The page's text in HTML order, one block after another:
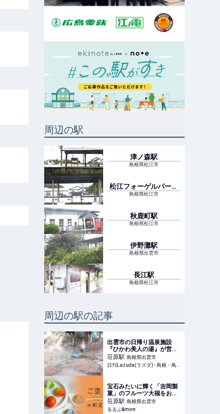
周辺の駅
津ノ森駅
島根県松江市
松江フォーゲルパーク
駅
島根県松江市
秋鹿町駅
島根県松江市
伊野灘駅
島根県出雲市
長江駅
島根県松江市
周辺の駅の記事
出雲市の日帰り温泉施設
『ひかわ美人の湯』が営業
再開！7/28（火）から – 日
刊Lazuda
荘原駅 島根県出雲市
日刊Lazuda(ラズダ) - 島根・鳥取を知る、見る、食べる、遊ぶ、暮らすWebマガジン
宝石みたいに輝く「吉岡製
菓」のフルーツ大福をお取
り寄せ！もちっとおいしい
新感覚スイーツを満喫【ご
荘原駅 島根県出雲市
るるぶ&more.